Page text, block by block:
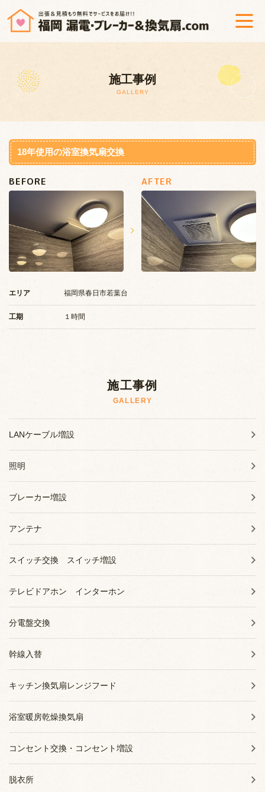
漏電調査修理＆ブレーカー交換
換気扇修理・交換
工事までの流れ
よくあるご質問
プライバシーポリシー
お知らせ
施工事例
GALLERY
18年使用の浴室換気扇交換
BEFORE AFTER
エリア 福岡県春日市若葉台
工期 １時間
施工事例
GALLERY
LANケーブル増設
照明
ブレーカー増設
アンテナ
スイッチ交換 スイッチ増設
テレビドアホン インターホン
分電盤交換
幹線入替
キッチン換気扇レンジフード
浴室暖房乾燥換気扇
コンセント交換・コンセント増設
脱衣所